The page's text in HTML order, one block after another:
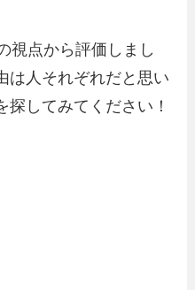
視点から評価しまし
は人それぞれだと思い
探してみてください！